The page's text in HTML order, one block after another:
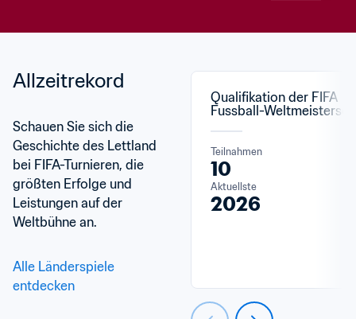
Allzeitrekord
Schauen Sie sich die
Geschichte des Lettland
bei FIFA-Turnieren, die
größten Erfolge und
Leistungen auf der
Weltbühne an.
Alle Länderspiele
entdecken
Qualifikation der FIFA
Fussball-
Teilnahmen
10
Aktuellste
2026